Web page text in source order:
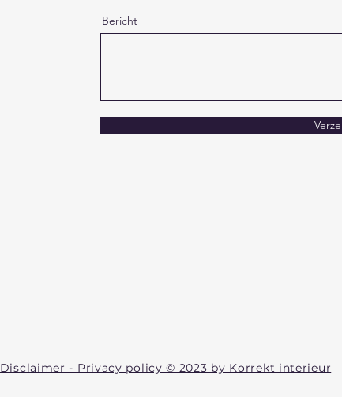
Bericht
Disclaimer - Privacy policy © 2023 by Korrekt interieur